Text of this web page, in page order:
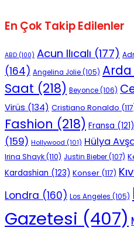
En Çok Takip Edilenler
ABD (100) Acun Ilıcalı (177)
(164) Angelina Jolie(105) Arda
Saat (218) Beyonce(106)
Virüs (134) Cristiano Ronaldo
Fashion (218) Fransa (121)
(159) Hollywood (101) Hülya
Irina Shayk(110) Justin Bieber(107)
Kardashian (123) Konser (117)
Londra (160) Los Angeles (105)
Gazetesi (407)